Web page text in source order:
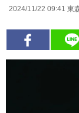
2024/11/22 09:41 東